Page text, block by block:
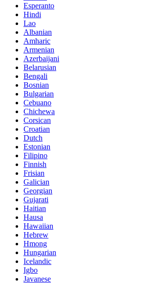
Esperanto
Hindi
Lao
Albanian
Amharic
Armenian
Azerbaijani
Belarusian
Bengali
Bosnian
Bulgarian
Cebuano
Chichewa
Corsican
Croatian
Dutch
Estonian
Filipino
Finnish
Frisian
Galician
Georgian
Gujarati
Haitian
Hausa
Hawaiian
Hebrew
Hmong
Hungarian
Icelandic
Igbo
Javanese